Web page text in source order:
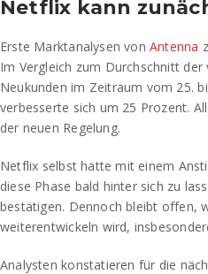
Netflix kann
Erste Marktanalysen vonAntenna
Im Vergleich zum Durchschnitt
Neukunden im Zeitraum vom 25.
verbesserte sich um 25 Prozent.
der neuen Regelung.
Netflix selbst hatte mit einem
diese Phase bald hinter sich zu
bestätigen. Dennoch bleibt offen,
weiterentwickeln wird,
Analysten konstatieren für die